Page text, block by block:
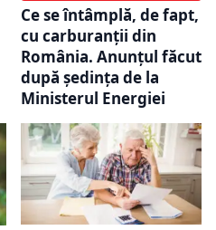
Ce se întâmplă, de fapt,
cu carburanții din
România. Anunțul făcut
după ședința de la
Ministerul Energiei